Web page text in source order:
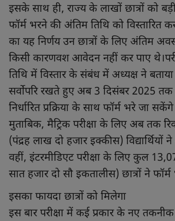
इसके साथ ही, राज्य के लाखों छात्रों को
फॉर्म भरने की अंतिम तिथि को विस्तारित कर
का यह निर्णय उन छात्रों के लिए अंतिम
किसी कारणवश आवेदन नहीं कर पाए
तिथि में विस्तार के संबंध में अध्यक्ष ने बताया
सर्वोपरि रखते हुए अब 3 दिसंबर 2025
निर्धारित प्रक्रिया के साथ फॉर्म भरे जा
मुताबिक, मैट्रिक परीक्षा के लिए अब तक
(पंद्रह लाख दो हजार इक्कीस)
वहीं, इंटरमीडिएट परीक्षा के लिए कुल
सात हजार दो सौ इकतालीस) छात्रों ने फॉर्म
इसका फायदा छात्रों को मिलेगा
इस बार परीक्षा में कई प्रकार के नए